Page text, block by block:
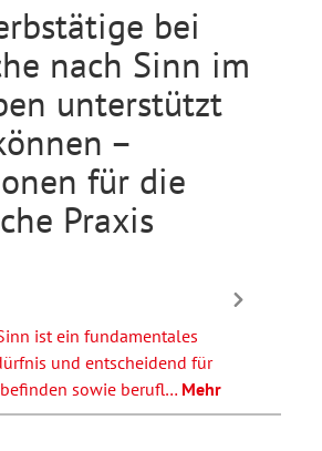
bei
nach Sinn im
unterstützt
–
für die
Praxis
ist ein fundamentales
und entscheidend für
sowie berufl… Mehr